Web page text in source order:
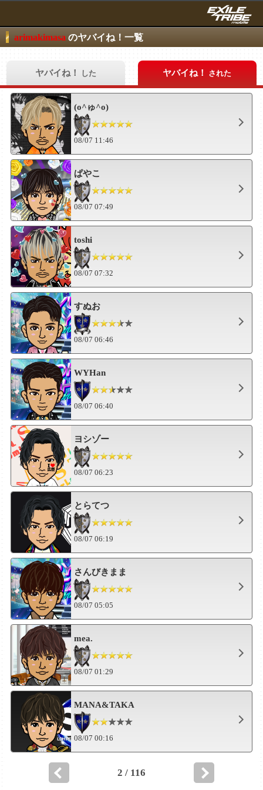
arimakimasa のヤバイね！一覧
ヤバイね！ した ヤバイね！ された
(o^ゅ^o)
08/07 11:46
ぱやこ
08/07 07:49
toshi
08/07 07:32
すぬお
08/07 06:46
WYHan
08/07 06:40
ヨシゾー
08/07 06:23
とらてつ
08/07 06:19
さんびきまま
08/07 05:05
mea.
08/07 01:29
MANA&TAKA
08/07 00:16
2 / 116